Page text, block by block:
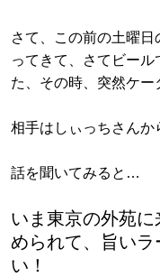
さて、この前の土曜
ってきて、さてビー
た、その時、突然ケ
相手はしぃっちさんか
話を聞いてみると…
いま東京の外苑
められて、旨い
い！